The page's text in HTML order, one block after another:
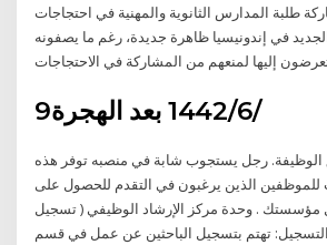
طلبة المدارس الثانوية والمهنية في احتجاجات
في إندونيسيا ظاهرة جديدة، رغم ما يصفونه
9‏‏/6‏‏/1442 بعد الهجرة
الوظيفة. رجل يستجوب شابة في منصبه توفر هذه
للموظفين الذين يرغبون في التقدم للحصول على
مؤسستك . وحدة مركز الإرشاد الوظيفي ( تسجيل
تهتم بتسجيل الباحثين عن عمل في قسم